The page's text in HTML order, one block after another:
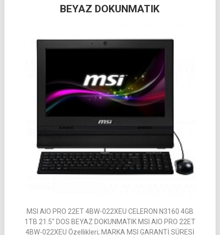
BEYAZ DOKUNMATIK
MSI AIO PRO 22ET 4BW-022XEU CELERON N3160 4GB
1TB 21.5″ DOS BEYAZ DOKUNMATIK MSI AIO PRO 22ET
4BW-022XEU Özellikleri; MARKA MSI GARANTİ SÜRESİ